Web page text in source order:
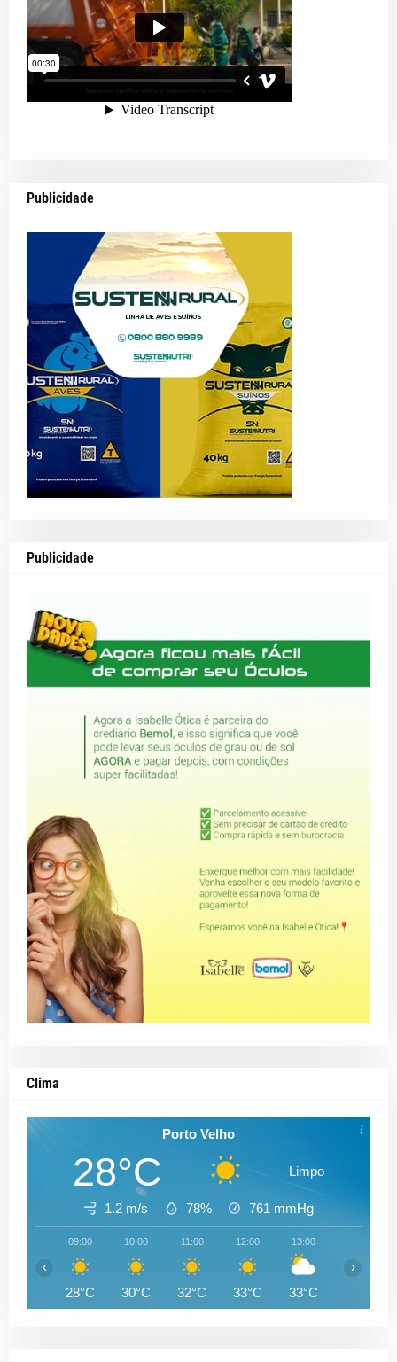
Publicidade
Publicidade
Clima
Porto Velho
28°C Limpo
1.2 m/s 78% 761 mmHg
09:00
28°C
10:00
30°C
11:00
32°C
12:00
33°C
13:00
33°C
‹ ›